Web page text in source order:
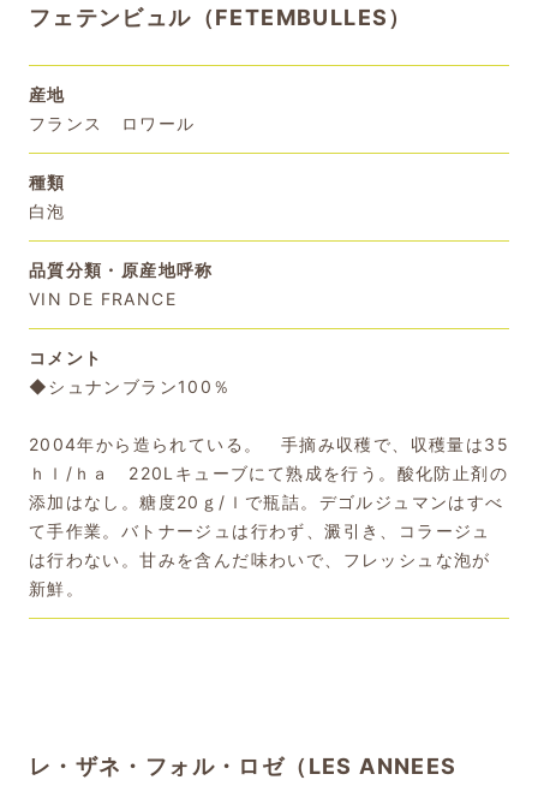
フェテンビュル（FETEMBULLES）
産地
フランス ロワール
種類
白泡
品質分類・原産地呼称
VIN DE FRANCE
コメント
◆シュナンブラン100％
2004年から造られている。 手摘み収穫で、収穫量は35
ｈｌ/ｈａ 220Lキューブにて熟成を行う。酸化防止剤の
添加はなし。糖度20ｇ/ｌで瓶詰。デゴルジュマンはすべ
て手作業。バトナージュは行わず、澱引き、コラージュ
は行わない。甘みを含んだ味わいで、フレッシュな泡が
新鮮。
レ・ザネ・フォル・ロゼ（LES ANNEES